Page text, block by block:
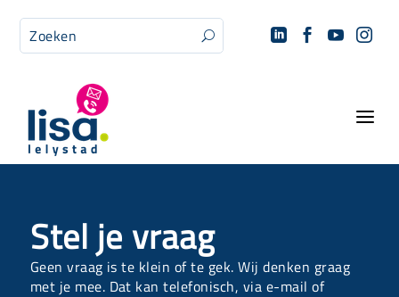
U    
a
Stel je vraag
Geen vraag is te klein of te gek. Wij denken graag
met je mee. Dat kan telefonisch, via e-mail of